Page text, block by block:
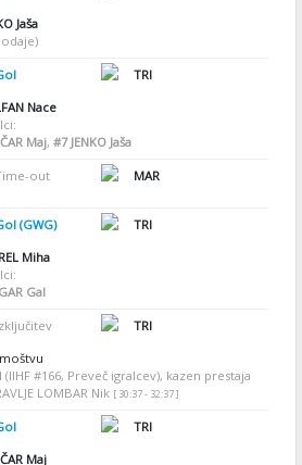
Jaša
TRI
Nace
Maj, #7JENKO Jaša
out MAR
(GWG)
TRI
Miha
Gal
TRI
(IIHF #166, Preveč igralcev), kazen prestaja
LOMBAR Nik [ 30:37 - 32:37 ]
TRI
Maj